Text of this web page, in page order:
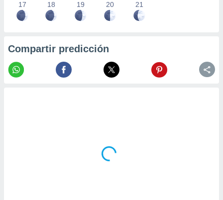
17 18 19 20 21
Compartir predicción